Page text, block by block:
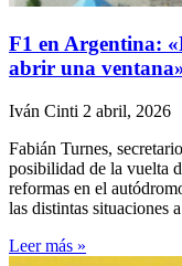
F1 en Argentina:
abrir una
Iván Cinti 2 abril, 2026
Fabián Turnes,
posibilidad de la vuelta
reformas en el
las distintas situaciones
Leer más »